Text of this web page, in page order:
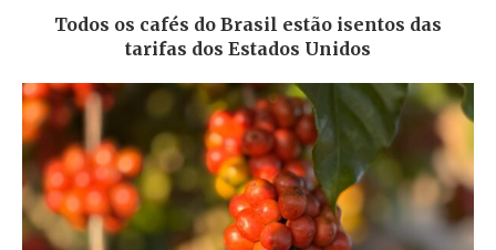
Todos os cafés do Brasil estão isentos das
tarifas dos Estados Unidos